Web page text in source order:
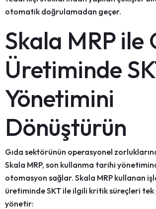
otomatik doğrulamadan geçer.
Skala MRP ile
Üretiminde
Yönetimini
Dönüştürün
Gıda sektörünün operasyonel
Skala MRP, son kullanma tarihi
otomasyon sağlar. Skala MRP kullanan
üretiminde SKT ile ilgili kritik süreçleri
yönetir: